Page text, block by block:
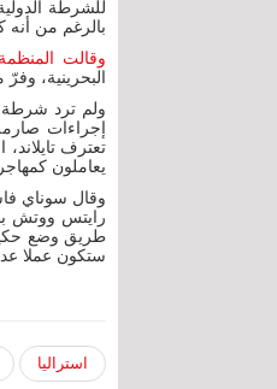
بالرغم من
وقالت المنظمة
البحرينية، وفرّ من
ولم ترد شرطة
إجراءات
يعاملون
وقال سوناي
رايتس ووتش
طريق وضع حكيم
ستكون عملا
استراليا